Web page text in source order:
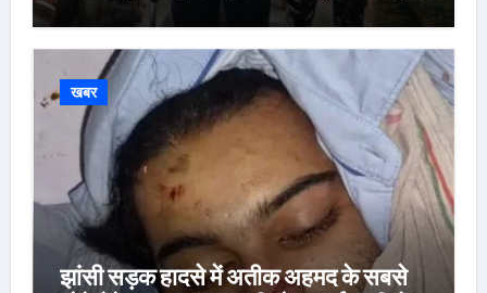
खबर
झांसी सड़क हादसे में अतीक अहमद के सबसे